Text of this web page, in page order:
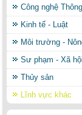
Công nghệ
Kinh tế - Luật
Môi trường -
Sư phạm - Xã hội
Thủy sản
Lĩnh vực khác